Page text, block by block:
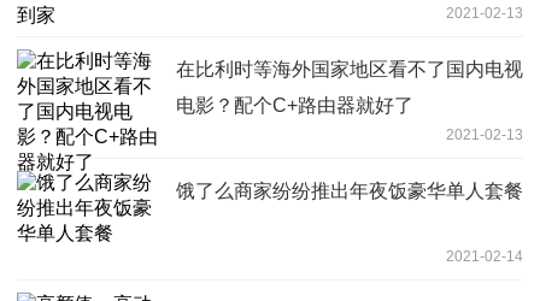
2021-02-13
在比利时等海外国家地区看不了国内电视
电影？配个C+路由器就好了
2021-02-13
饿了么商家纷纷推出年夜饭豪华单人套餐
2021-02-14